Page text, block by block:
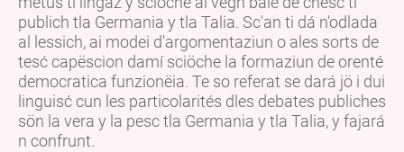
publich tla Germania y tla Talia. Sc'an ti dá n’odlada
al lessich, ai modei d'argomentaziun o ales sorts de
tesć capëscion damí sciöche la formaziun de orenté
democratica funzionëia. Te so referat se dará jö i dui
linguisć cun les particolarités dles debates publiches
sön la vera y la pesc tla Germania y tla Talia, y fajará
n confrunt.